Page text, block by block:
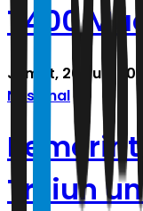
1.400
Jumat, 26 Juni
Nasional
Triliun